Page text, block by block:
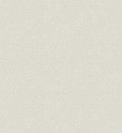
電気事業法へ
発計画